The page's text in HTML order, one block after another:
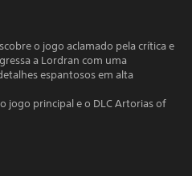
o jogo aclamado pela crítica e
a Lordran com uma
espantosos em alta
jogo principal e o DLC Artorias of